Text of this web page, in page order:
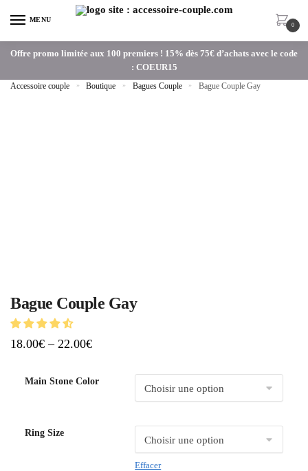
MENU
0
Offre promo limitée aux 100 premiers ! 15% dès 75€ d’achats avec le code
: COEUR15
Accessoire couple » Boutique » Bagues Couple » Bague Couple Gay
Bague Couple Gay
18.00€ – 22.00€
Main Stone Color
Ring Size
Effacer